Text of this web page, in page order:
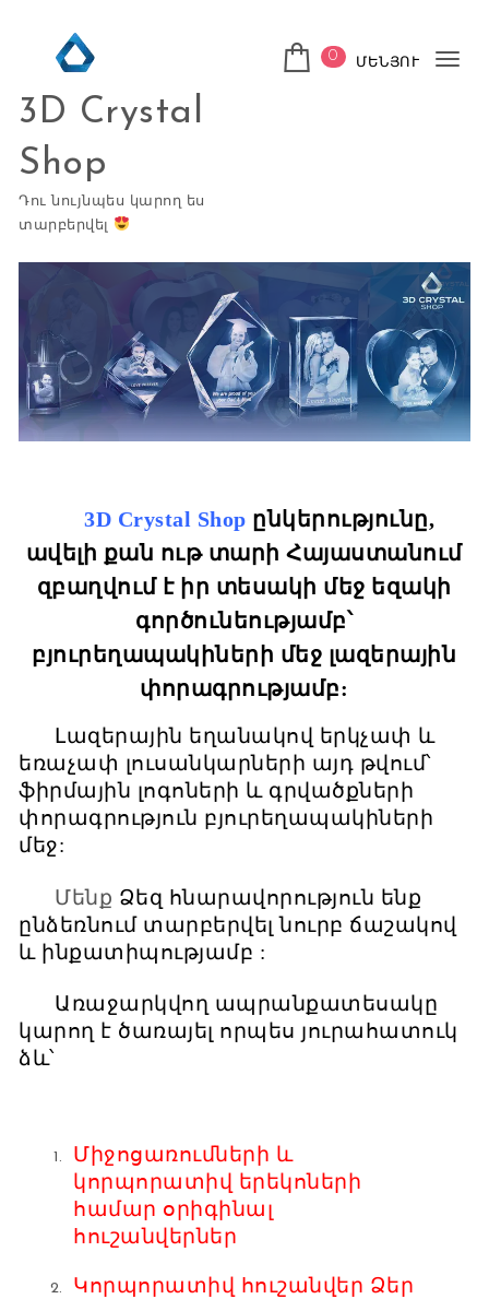
Skip to content
3D Crystal
Shop
Դու նույնպես կարող ես
տարբերվել
0 ՄԵՆՅՈՒ
3D Crystal Shop ընկերությունը,
ավելի քան ութ տարի Հայաստանում
զբաղվում է իր տեսակի մեջ եզակի
գործունեությամբ՝
բյուրեղապակիների մեջ լազերային
փորագրությամբ:
Լազերային եղանակով երկչափ և
եռաչափ լուսանկարների այդ թվում՝
ֆիրմային լոգոների և գրվածքների
փորագրություն բյուրեղապակիների
մեջ:
Մենք Ձեզ հնարավորություն ենք
ընձեռնում տարբերվել նուրբ ճաշակով
և ինքատիպությամբ :
Առաջարկվող ապրանքատեսակը
կարող է ծառայել որպես յուրահատուկ
ձև՝
Միջոցառումների և
կորպորատիվ երեկոների
համար օրիգինալ
հուշանվերներ
Կորպորատիվ հուշանվեր Ձեր